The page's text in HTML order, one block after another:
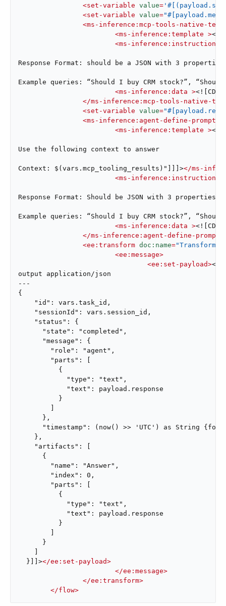
<set-variable value=
<set-variable value=
<ms-inference:mcp-tools-native-
<ms-inference:template >
<ms-inference:instructions
Response Format: should be a JSON with 3
Example queries: “Should I buy CRM stock?”,
<ms-inference:data >
</ms-inference:mcp-tools-native-
<set-variable value=
<ms-inference:agent-define-prompt-
<ms-inference:template >
Use the following context to answer
Context: $(vars.mcp_tooling_results)"]]]></ms-
<ms-inference:instructions
Response Format: Should be JSON with 3
Example queries: “Should I buy CRM stock?”,
<ms-inference:data >
</ms-inference:agent-define-prompt-
<ee:transform doc:name="Transform
<ee:message>
<ee:set-payload>
output application/json
---
{
    "id": vars.task_id,
    "sessionId": vars.session_id,
    "status": {
      "state": "completed",
      "message": {
        "role": "agent",
        "parts": [
          {
            "type": "text",
            "text": payload.response
          }
      },
"timestamp": (now() >> 'UTC') as String
    },
    "artifacts": [
      {
        "name": "Answer",
        "index": 0,
        "parts": [
          {
            "type": "text",
            "text": payload.response
          }
      }
  }]]>
</ee:set-payload>
</ee:message>
</ee:transform>
</flow>